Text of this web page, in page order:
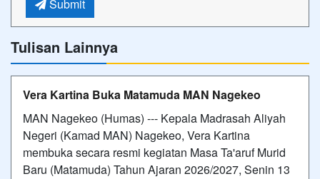
Submit
Tulisan Lainnya
Vera Kartina Buka Matamuda MAN Nagekeo
MAN Nagekeo (Humas) --- Kepala Madrasah Aliyah
Negeri (Kamad MAN) Nagekeo, Vera Kartina
membuka secara resmi kegiatan Masa Ta'aruf Murid
Baru (Matamuda) Tahun Ajaran 2026/2027, Senin 13